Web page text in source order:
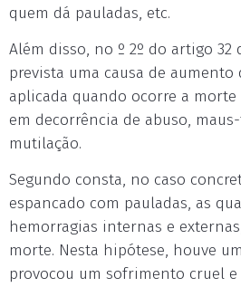
quem dá pauladas, etc.
Além disso, no º 2º do artigo 32
prevista uma causa de aumento
aplicada quando ocorre a
em decorrência de abuso,
mutilação.
Segundo consta, no caso
espancado com pauladas, as
hemorragias internas e
morte. Nesta hipótese, houve
provocou um sofrimento cruel e